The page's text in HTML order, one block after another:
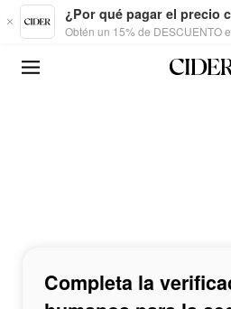
Skip to main content
¿Por qué pagar el precio
Obtén un 15% de DESCUENTO
Completa la